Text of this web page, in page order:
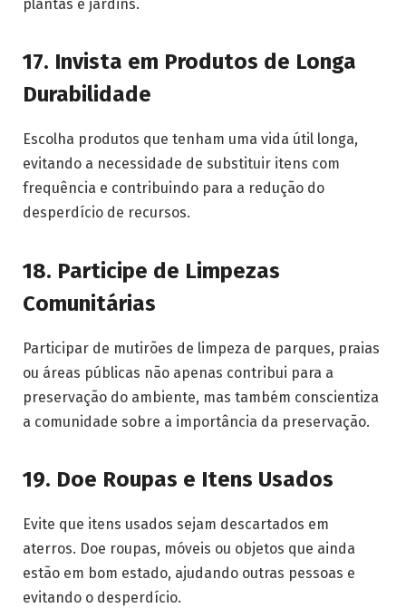
plantas e jardins.
17. Invista em Produtos de Longa
Durabilidade
Escolha produtos que tenham uma vida útil longa,
evitando a necessidade de substituir itens com
frequência e contribuindo para a redução do
desperdício de recursos.
18. Participe de Limpezas
Comunitárias
Participar de mutirões de limpeza de parques, praias
ou áreas públicas não apenas contribui para a
preservação do ambiente, mas também conscientiza
a comunidade sobre a importância da preservação.
19. Doe Roupas e Itens Usados
Evite que itens usados sejam descartados em
aterros. Doe roupas, móveis ou objetos que ainda
estão em bom estado, ajudando outras pessoas e
evitando o desperdício.